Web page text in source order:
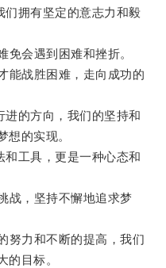
拥有坚定的意志力和毅
会遇到困难和挫折。
战胜困难，走向成功的
的方向，我们的坚持和
想的实现。
工具，更是一种心态和
，坚持不懈地追求梦
力和不断的提高，我们
的目标。